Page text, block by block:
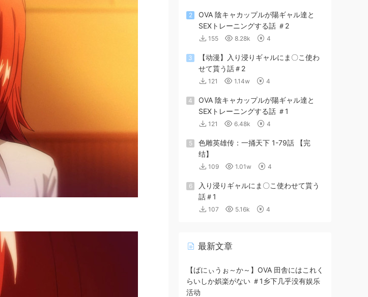
2
OVA 陰キャカップルが陽ギャル達と
SEXトレーニングする話 ＃2
155 8.28k 4
3
【动漫】入り浸りギャルにま〇こ使わ
せて貰う話＃2
121 1.14w 4
4
OVA 陰キャカップルが陽ギャル達と
SEXトレーニングする話 ＃1
121 6.48k 4
5
色雕英雄传：一捅天下 1-79話 【完
结】
109 1.01w 4
6
入り浸りギャルにま〇こ使わせて貰う
話＃1
107 5.16k 4
最新文章
【ばにぃうぉ～か～】OVA 田舎にはこれく
らいしか娯楽がない ＃1乡下几乎没有娱乐
活动